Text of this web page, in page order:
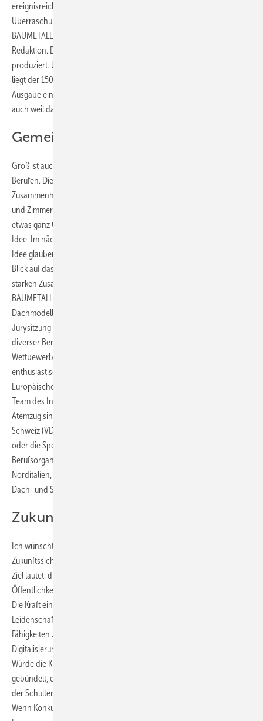
ereignisreichen Reise. Unerwartete Wendungen, Höhepunkte und
Überraschungen inklusive. Zwangsläufig fällt mir dabei mein Start bei
BAUMETALL ein. 2007 wechselte ich vom Metalldach direkt in die
Redaktion. Dort habe ich inzwischen 150 BAUMETALL-Heftausgaben
produziert. Und über ein Dutzend Extrahefte. Will heißen: Vor ihnen
liegt der 150. „Buck“. Dazu passend habe ich in dieser BAUMETALL-
Ausgabe einen etwas länger gefassten Reiseartikel veröffentlicht –
auch weil das Reiseland soooo riesig ist.
Gemeinschaft XXL
Groß ist auch die Identifikation (fast) aller Dachhandwerker mit ihren
Berufen. Die verbindende Leidenschaft stärkt mehr und mehr den
Zusammenhalt – baut Brücken zwischen Dachdeckern, Spenglern
und Zimmerern. Womöglich befinden wir uns an der Schwelle zu
etwas ganz Großem, denn am Anfang steht bekanntlich immer eine
Idee. Im nächsten Schritt finden Menschen zueinander, die an diese
Idee glauben – und solche, die Teil dieser Idee sein möchten. Der
Blick auf das Metalldach- und Fassadenhandwerk verdeutlicht diesen
starken Zusammenhalt etwa dann, wenn die Finalisten des
BAUMETALL-Leserwettbewerbs „Meisterstück des Jahres“ riesige
Dachmodelle quer durch Deutschland transportieren, um an der
Jurysitzung teilzunehmen. Oder dann, wenn sich Wettkämpfer
diverser Berufsmeisterschaften wochenlang auf nationale
Wettbewerbe bzw. EuroSkills vorbereiten. Ebenso
enthusiastisch engagieren sich die Mitglieder der Stiftung
Europäisches Klempner- und Kupferschmiede-Museum oder das
Team des Internationalen Interessenbunds Baumetalle (iib). Im selben
Atemzug sind aber auch der Verein diplomierter Spenglermeister der
Schweiz (VDSS), die Freie Spenglermeistervereinigung Bayern e. V.
oder die Spenglervereinigung Nord zu nennen. Und Innungen und
Berufsorganisationen. In Deutschland ebenso wie in Österreich,
Norditalien, der Schweiz und in anderen Nationen der internationalen
Dach- und Spenglerwelt.
Zukunft gestalten
Ich wünschte, all diese engagierten Gruppen würden zur
Zukunftssicherung enger zusammenrücken. Das gemeinsam definierte
Ziel lautet: die Sichtbarkeit und Relevanz des Dachhandwerks in der
Öffentlichkeit, der Politik und bei den jungen Menschen zu erhöhen.
Die Kraft einer vereinten Stimme, getragen von der beschriebenen
Leidenschaft, wäre wahrlich der Zentralschlüssel, um traditionelle
Fähigkeiten zu bewahren und gleichzeitig die Chancen der
Digitalisierung und der Energiewende optimal zu nutzen. Mehr noch:
Würde die Kraft des internationalen Dachhandwerks entsprechend
gebündelt, entstünde etwas wirklich Großes. Freilich nur dann, wenn
der Schulterschluss auf allen genannten Ebenen aktiv gelebt würde.
Wenn Konkurrenzdenken kategorisch ausgeschlossen wäre. Wenn die